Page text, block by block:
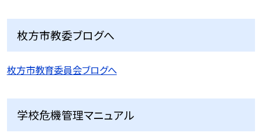
枚方市教委ブログへ
枚方市教育委員会ブログへ
学校危機管理マニュアル